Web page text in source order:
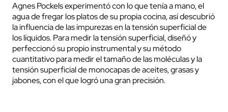
Agnes Pockels experimentó con lo que tenía a mano, el
agua de fregar los platos de su propia cocina, así descubrió
la influencia de las impurezas en la tensión superficial de
los líquidos. Para medir la tensión superficial, diseñó y
perfeccionó su propio instrumental y su método
cuantitativo para medir el tamaño de las moléculas y la
tensión superficial de monocapas de aceites, grasas y
jabones, con el que logró una gran precisión.